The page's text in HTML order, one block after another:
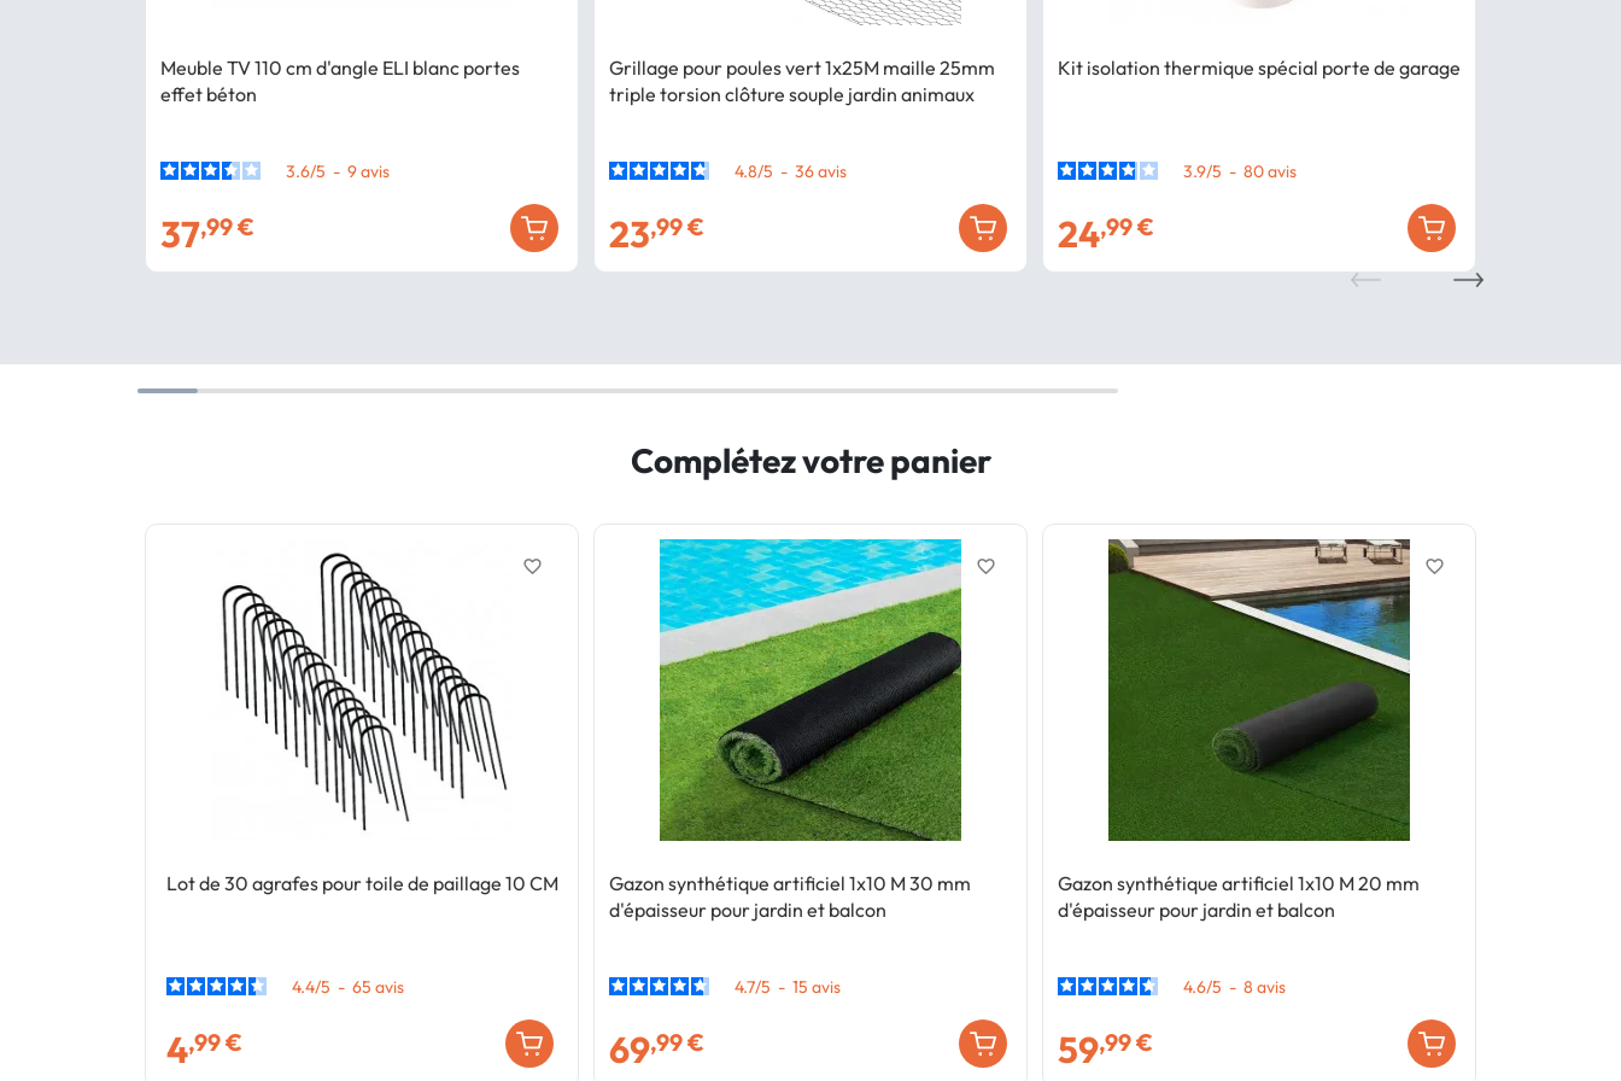
Meuble TV 110 cm d'angle ELI blanc portes
effet béton
3.6/5 - 9avis
37,99 €
Grillage pour poules vert 1x25M maille 25mm
triple torsion clôture souple jardin animaux
4.8/5 - 36avis
23,99 €
Kit isolation thermique spécial porte de garage
3.9/5 - 80avis
24,99 €
Complétez votre panier
Lot de 30 agrafes pour toile de paillage 10 CM
4.4/5 - 65 avis
4,99 €
favorite_border
Gazon synthétique artificiel 1x10 M 30 mm
d'épaisseur pour jardin et balcon
4.7/5 - 15 avis
69,99 €
favorite_border
Gazon synthétique artificiel 1x10 M 20 mm
d'épaisseur pour jardin et balcon
4.6/5 - 8 avis
59,99 €
favorite_border